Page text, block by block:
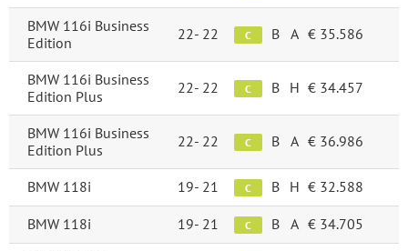
BMW 116i Business
Edition
22- 22 C B A € 35.586
BMW 116i Business
Edition Plus
22- 22 C B H € 34.457
BMW 116i Business
Edition Plus
22- 22 C B A € 36.986
BMW 118i 19- 21 C B H € 32.588
BMW 118i 19- 21 C B A € 34.705